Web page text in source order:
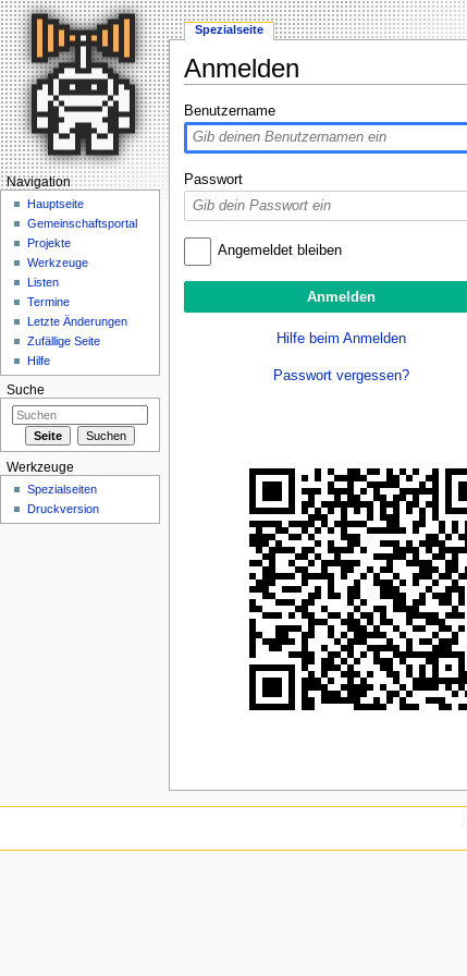
Anmelden
Benutzername
Passwort
Angemeldet bleiben
Hilfe beim Anmelden
Passwort vergessen?
Spezialseite
Navigation
Hauptseite
Gemeinschaftsportal
Projekte
Werkzeuge
Listen
Termine
Letzte Änderungen
Zufällige Seite
Hilfe
Suche
Werkzeuge
Spezialseiten
Druckversion